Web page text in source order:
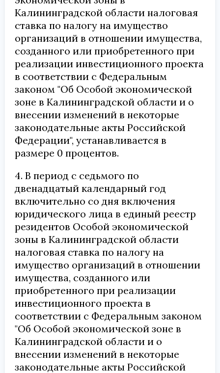
Калининградской области налоговая
ставка по налогу на имущество
организаций в отношении имущества,
созданного или приобретенного при
реализации инвестиционного проекта
в соответствии с Федеральным
законом "Об Особой экономической
зоне в Калининградской области и о
внесении изменений в некоторые
законодательные акты Российской
Федерации", устанавливается в
размере 0 процентов.
4. В период с седьмого по
двенадцатый календарный год
включительно со дня включения
юридического лица в единый реестр
резидентов Особой экономической
зоны в Калининградской области
налоговая ставка по налогу на
имущество организаций в отношении
имущества, созданного или
приобретенного при реализации
инвестиционного проекта в
соответствии с Федеральным законом
"Об Особой экономической зоне в
Калининградской области и о
внесении изменений в некоторые
законодательные акты Российской